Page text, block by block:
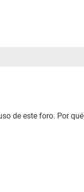
de este foro. Por qué